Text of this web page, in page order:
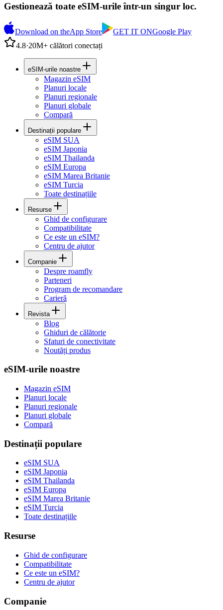
Gestionează toate eSIM-urile într-un singur loc.
Download on theApp Store GET IT ONGoogle Play
4.8·20M+ călători conectați
eSIM-urile noastre
Magazin eSIM
Planuri locale
Planuri regionale
Planuri globale
Compară
Destinații populare
eSIM SUA
eSIM Japonia
eSIM Thailanda
eSIM Europa
eSIM Marea Britanie
eSIM Turcia
Toate destinațiile
Resurse
Ghid de configurare
Compatibilitate
Ce este un eSIM?
Centru de ajutor
Companie
Despre roamfly
Parteneri
Program de recomandare
Carieră
Revista
Blog
Ghiduri de călătorie
Sfaturi de conectivitate
Noutăți produs
eSIM-urile noastre
Magazin eSIM
Planuri locale
Planuri regionale
Planuri globale
Compară
Destinații populare
eSIM SUA
eSIM Japonia
eSIM Thailanda
eSIM Europa
eSIM Marea Britanie
eSIM Turcia
Toate destinațiile
Resurse
Ghid de configurare
Compatibilitate
Ce este un eSIM?
Centru de ajutor
Companie